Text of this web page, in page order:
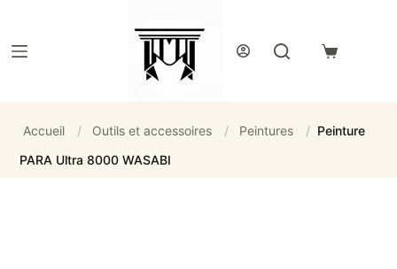
Panier
Accueil / Outils et accessoires / Peintures / Peinture
PARA Ultra 8000 WASABI